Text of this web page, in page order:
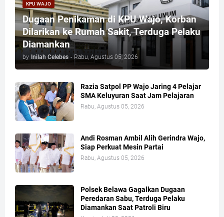
KPU WAJO
Dugaan Penikaman di KPU Wajo, Korban
Dilarikan ke Rumah Sakit, Terduga Pelaku
Diamankan
by Inilah Celebes - Rabu, Agustus 05, 2026
Razia Satpol PP Wajo Jaring 4 Pelajar
SMA Keluyuran Saat Jam Pelajaran
Rabu, Agustus 05, 2026
Andi Rosman Ambil Alih Gerindra Wajo,
Siap Perkuat Mesin Partai
Rabu, Agustus 05, 2026
Polsek Belawa Gagalkan Dugaan
Peredaran Sabu, Terduga Pelaku
Diamankan Saat Patroli Biru